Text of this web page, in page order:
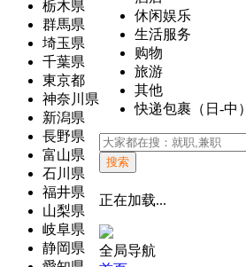
栃木県
群馬県
埼玉県
千葉県
東京都
神奈川県
新潟県
長野県
富山県
石川県
福井県
山梨県
岐阜県
静岡県
休闲娱乐
生活服务
购物
旅游
其他
快递包裹（日-中）
搜索
正在加载...
全局导航